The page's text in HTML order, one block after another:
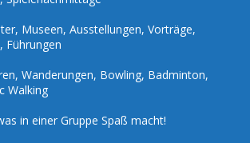
Museen, Ausstellungen, Vorträge,
Führungen
Wanderungen, Bowling, Badminton,
Walking
in einer Gruppe Spaß macht!